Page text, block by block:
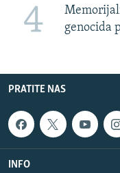
4
genocida
PRATITE NAS
INFO